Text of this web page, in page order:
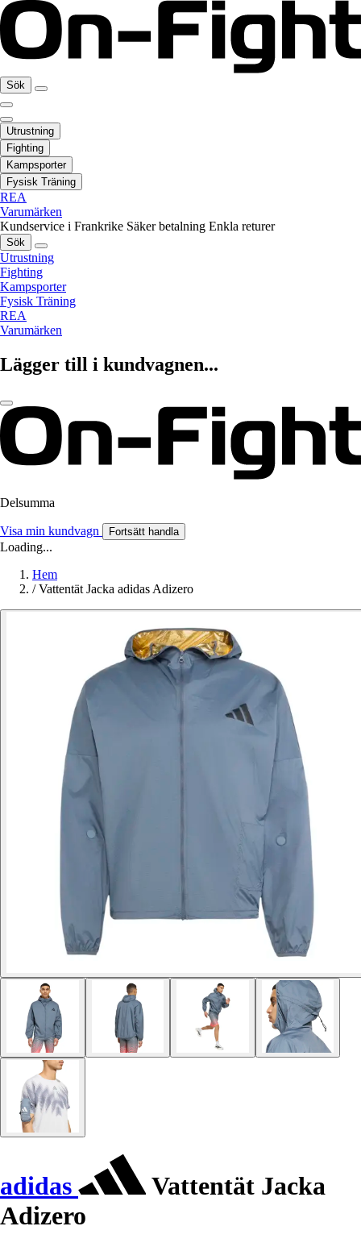
Sök
Utrustning
Fighting
Kampsporter
Fysisk Träning
REA
Varumärken
Kundservice i Frankrike Säker betalning Enkla returer
Sök
Utrustning
Fighting
Kampsporter
Fysisk Träning
REA
Varumärken
Lägger till i kundvagnen...
Delsumma
Visa min kundvagn Fortsätt handla
Loading...
Hem
/ Vattentät Jacka adidas Adizero
adidas
Vattentät Jacka
Adizero